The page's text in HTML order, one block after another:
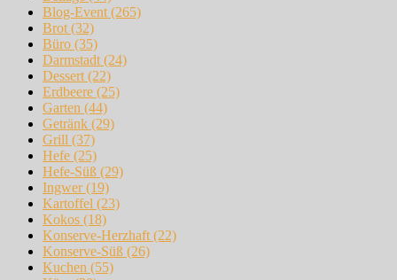
Blog-Event (265)
Brot (32)
Büro (35)
Darmstadt (24)
Dessert (22)
Erdbeere (25)
Garten (44)
Getränk (29)
Grill (37)
Hefe (25)
Hefe-Süß (29)
Ingwer(19)
Kartoffel (23)
Kokos (18)
Konserve-Herzhaft (22)
Konserve-Süß (26)
Kuchen (55)